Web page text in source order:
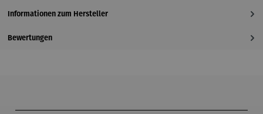
Informationen zum Hersteller
Bewertungen